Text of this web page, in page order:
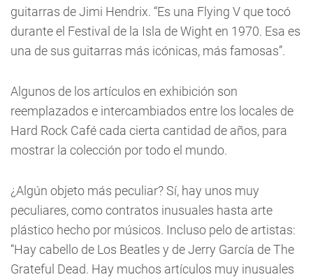
guitarras de Jimi Hendrix. “Es una Flying V que tocó
durante el Festival de la Isla de Wight en 1970. Esa es
una de sus guitarras más icónicas, más famosas”.
Algunos de los artículos en exhibición son
reemplazados e intercambiados entre los locales de
Hard Rock Café cada cierta cantidad de años, para
mostrar la colección por todo el mundo.
¿Algún objeto más peculiar? Sí, hay unos muy
peculiares, como contratos inusuales hasta arte
plástico hecho por músicos. Incluso pelo de artistas:
“Hay cabello de Los Beatles y de Jerry García de The
Grateful Dead. Hay muchos artículos muy inusuales